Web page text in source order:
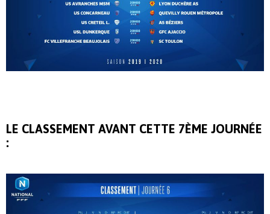
LE CLASSEMENT AVANT CETTE 7ÈME JOURNÉE
: